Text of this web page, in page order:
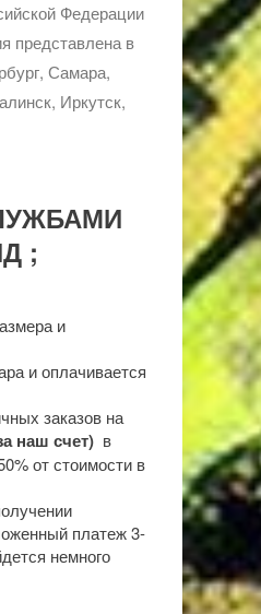
Федерации
представлена в
Самара,
Иркутск,
;
и
и оплачивается
заказов на
наш счет) в
от стоимости в
платеж 3-
немного